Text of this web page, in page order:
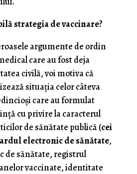
strategia de vaccinare?
argumente de ordin
care au fost deja
civilă, voi motiva că
situaţia celor câteva
care au formulat
cu privire la caracterul
de sănătate publică (cei
electronic de sănătate,
de sănătate, registrul
vaccinate, identitate